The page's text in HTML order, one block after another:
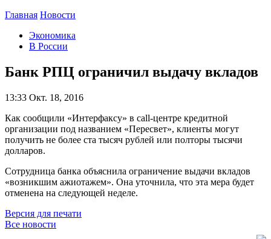
Главная Новости
Экономика
В России
Банк РПЦ ограничил выдачу вкладов
13:33 Окт. 18, 2016
Как сообщили «Интерфаксу» в call-центре кредитной
организации под названием «Пересвет», клиенты могут
получить не более ста тысяч рублей или полторы тысячи
долларов.
Сотрудница банка объяснила ограничение выдачи вкладов
«возникшим ажиотажем». Она уточнила, что эта мера будет
отменена на следующей неделе.
Версия для печати
Все новости